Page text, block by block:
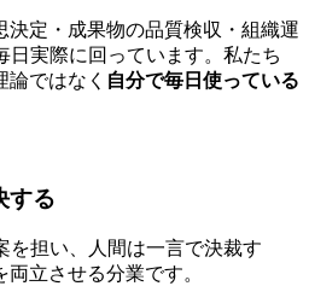
決定・成果物の品質検収・組織運
実際に回っています。私たち
ではなく 自分で毎日使っている
する
を担い、人間は一言で決裁す
立させる分業です。